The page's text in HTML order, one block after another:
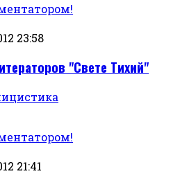
23:58
"Свете Тихий"
21:41